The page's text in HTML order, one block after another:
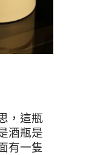
，這瓶
酒瓶是
有一隻